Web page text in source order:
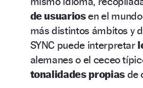
de usuariosen el
más distintos ámbitos y
SYNC puede interpretar
alemanes o el ceceo
tonalidades propiasde